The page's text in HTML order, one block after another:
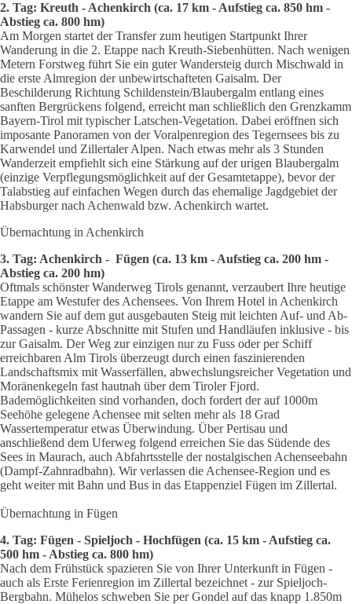
2. Tag: Kreuth - Achenkirch (ca. 17 km - Aufstieg ca. 850 hm -
Abstieg ca. 800 hm)
Am Morgen startet der Transfer zum heutigen Startpunkt Ihrer
Wanderung in die 2. Etappe nach Kreuth-Siebenhütten. Nach wenigen
Metern Forstweg führt Sie ein guter Wandersteig durch Mischwald in
die erste Almregion der unbewirtschafteten Gaisalm. Der
Beschilderung Richtung Schildenstein/Blaubergalm entlang eines
sanften Bergrückens folgend, erreicht man schließlich den Grenzkamm
Bayern-Tirol mit typischer Latschen-Vegetation. Dabei eröffnen sich
imposante Panoramen von der Voralpenregion des Tegernsees bis zu
Karwendel und Zillertaler Alpen. Nach etwas mehr als 3 Stunden
Wanderzeit empfiehlt sich eine Stärkung auf der urigen Blaubergalm
(einzige Verpflegungsmöglichkeit auf der Gesamtetappe), bevor der
Talabstieg auf einfachen Wegen durch das ehemalige Jagdgebiet der
Habsburger nach Achenwald bzw. Achenkirch wartet.
Übernachtung in Achenkirch
3. Tag: Achenkirch - Fügen (ca. 13 km - Aufstieg ca. 200 hm -
Abstieg ca. 200 hm)
Oftmals schönster Wanderweg Tirols genannt, verzaubert Ihre heutige
Etappe am Westufer des Achensees. Von Ihrem Hotel in Achenkirch
wandern Sie auf dem gut ausgebauten Steig mit leichten Auf- und Ab-
Passagen - kurze Abschnitte mit Stufen und Handläufen inklusive - bis
zur Gaisalm. Der Weg zur einzigen nur zu Fuss oder per Schiff
erreichbaren Alm Tirols überzeugt durch einen faszinierenden
Landschaftsmix mit Wasserfällen, abwechslungsreicher Vegetation und
Moränenkegeln fast hautnah über dem Tiroler Fjord.
Bademöglichkeiten sind vorhanden, doch fordert der auf 1000m
Seehöhe gelegene Achensee mit selten mehr als 18 Grad
Wassertemperatur etwas Überwindung. Über Pertisau und
anschließend dem Uferweg folgend erreichen Sie das Südende des
Sees in Maurach, auch Abfahrtsstelle der nostalgischen Achenseebahn
(Dampf-Zahnradbahn). Wir verlassen die Achensee-Region und es
geht weiter mit Bahn und Bus in das Etappenziel Fügen im Zillertal.
Übernachtung in Fügen
4. Tag: Fügen - Spieljoch - Hochfügen (ca. 15 km - Aufstieg ca.
500 hm - Abstieg ca. 800 hm)
Nach dem Frühstück spazieren Sie von Ihrer Unterkunft in Fügen -
auch als Erste Ferienregion im Zillertal bezeichnet - zur Spieljoch-
Bergbahn. Mühelos schweben Sie per Gondel auf das knapp 1.850m